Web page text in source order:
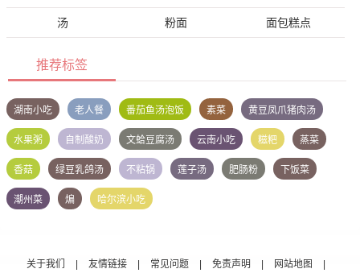
汤 粉面 面包糕点
推荐标签
湖南小吃 老人餐 番茄鱼汤泡饭 素菜 黄豆凤爪猪肉汤
水果粥 自制酸奶 文蛤豆腐汤 云南小吃 糍粑 蒸菜
香菇 绿豆乳鸽汤 不粘锅 莲子汤 肥肠粉 下饭菜
潮州菜 煸 哈尔滨小吃
关于我们 | 友情链接 | 常见问题 | 免责声明 | 网站地图 |